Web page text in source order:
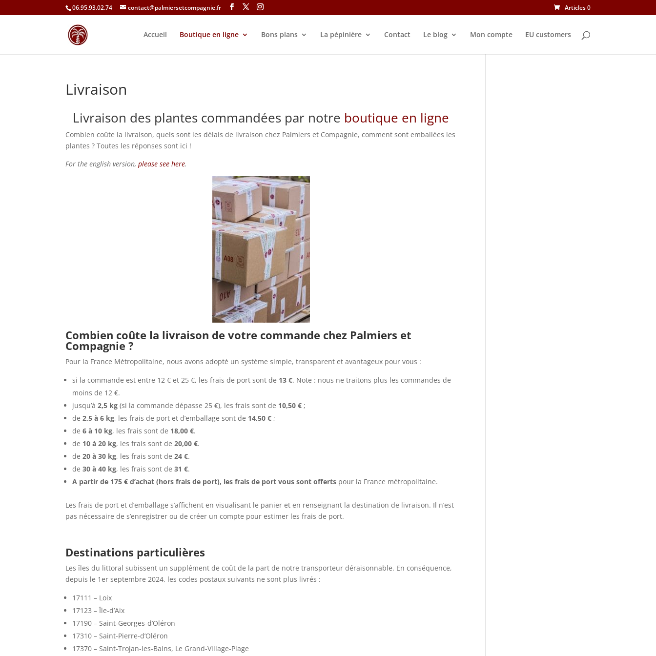
06.95.93.02.74 contact@palmiersetcompagnie.fr Articles 0
Accueil Boutique en ligne Bons plans La pépinière Contact Le blog Mon compte EU customers
Livraison
Livraison des plantes commandées par notre boutique en ligne
Combien coûte la livraison, quels sont les délais de livraison chez Palmiers et Compagnie, comment sont emballées les
plantes ? Toutes les réponses sont ici !
For the english version,please see here.
Combien coûte la livraison de votre commande chez Palmiers et
Compagnie ?
Pour la France Métropolitaine, nous avons adopté un système simple, transparent et avantageux pour vous :
si la commande est entre 12 € et 25 €, les frais de port sont de 13 €. Note : nous ne traitons plus les commandes de
moins de 12 €.
jusqu’à 2,5 kg (si la commande dépasse 25 €), les frais sont de 10,50 € ;
de 2,5 à 6 kg, les frais de port et d’emballage sont de 14,50 € ;
de6 à 10 kg, les frais sont de 18,00 €.
de 10 à 20 kg, les frais sont de20,00 €.
de20 à 30 kg, les frais sont de24 €.
de30 à 40 kg, les frais sont de31 €.
A partir de 175 € d’achat (hors frais de port), les frais de port vous sont offerts pour la France métropolitaine.
Les frais de port et d’emballage s’affichent en visualisant le panier et en renseignant la destination de livraison. Il n’est
pas nécessaire de s’enregistrer ou de créer un compte pour estimer les frais de port.
Destinations particulières
Les îles du littoral subissent un supplément de coût de la part de notre transporteur déraisonnable. En conséquence,
depuis le 1er septembre 2024, les codes postaux suivants ne sont plus livrés :
17111 – Loix
17123 – Île-d’Aix
17190 – Saint-Georges-d’Oléron
17310 – Saint-Pierre-d’Oléron
17370 – Saint-Trojan-les-Bains, Le Grand-Village-Plage